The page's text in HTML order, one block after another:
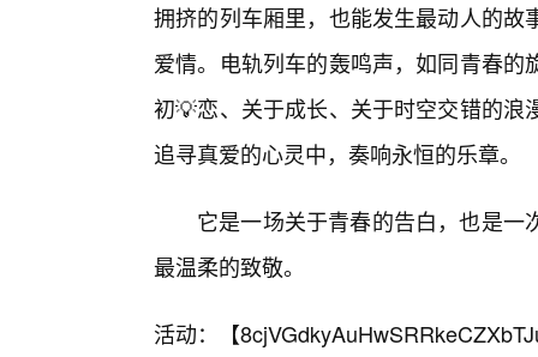
拥挤的列车厢里，也能发生最动人的
爱情。电轨列车的轰鸣声，如同青春
初💡恋、关于成长、关于时空交错的
追寻真爱的心灵中，奏响永恒的乐章。
它是一场关于青春的告白，也是
最温柔的致敬。
活动：【